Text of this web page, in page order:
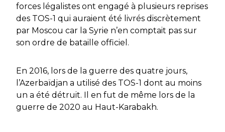
forces légalistes ont engagé à plusieurs reprises
des TOS-1 qui auraient été livrés discrètement
par Moscou car la Syrie n’en comptait pas sur
son ordre de bataille officiel.
En 2016, lors de la guerre des quatre jours,
l’Azerbaïdjan a utilisé des TOS-1 dont au moins
un a été détruit. Il en fut de même lors de la
guerre de 2020 au Haut-Karabakh.